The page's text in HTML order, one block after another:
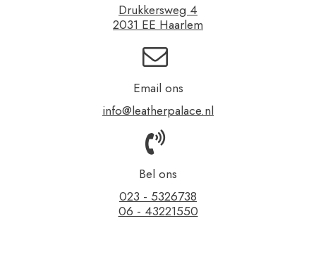
Drukkersweg 4
2031 EE Haarlem
Email ons
info@leatherpalace.nl
Bel ons
023 - 5326738
06 - 43221550